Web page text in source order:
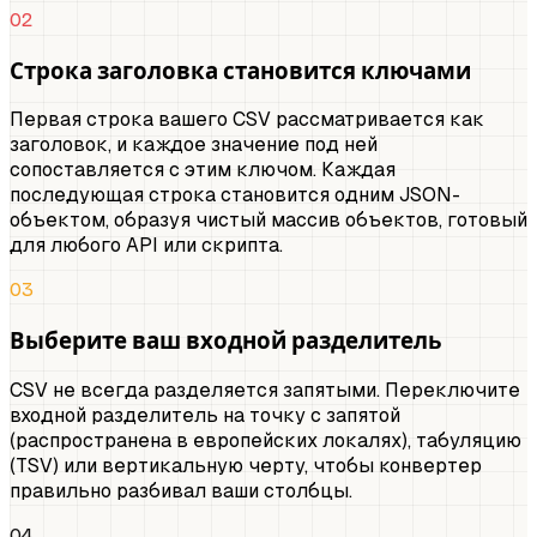
02
Строка заголовка становится ключами
Первая строка вашего CSV рассматривается как
заголовок, и каждое значение под ней
сопоставляется с этим ключом. Каждая
последующая строка становится одним JSON-
объектом, образуя чистый массив объектов, готовый
для любого API или скрипта.
03
Выберите ваш входной разделитель
CSV не всегда разделяется запятыми. Переключите
входной разделитель на точку с запятой
(распространена в европейских локалях), табуляцию
(TSV) или вертикальную черту, чтобы конвертер
правильно разбивал ваши столбцы.